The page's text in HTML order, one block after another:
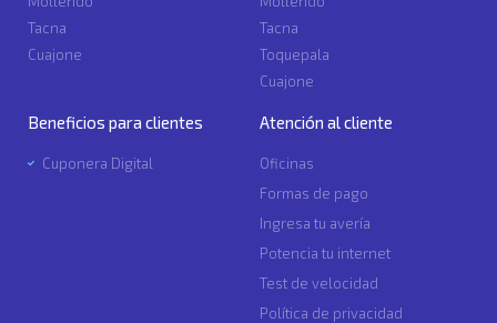
Tacna
Cuajone
Tacna
Toquepala
Cuajone
Beneficios para clientes
Cuponera Digital
Atención al cliente
Oficinas
Formas de pago
Ingresa tu avería
Potencia tu internet
Test de velocidad
Política de privacidad